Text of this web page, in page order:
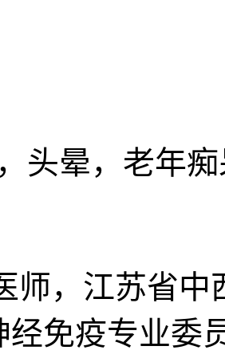
头晕，老年
师，江苏省中
免疫专业委